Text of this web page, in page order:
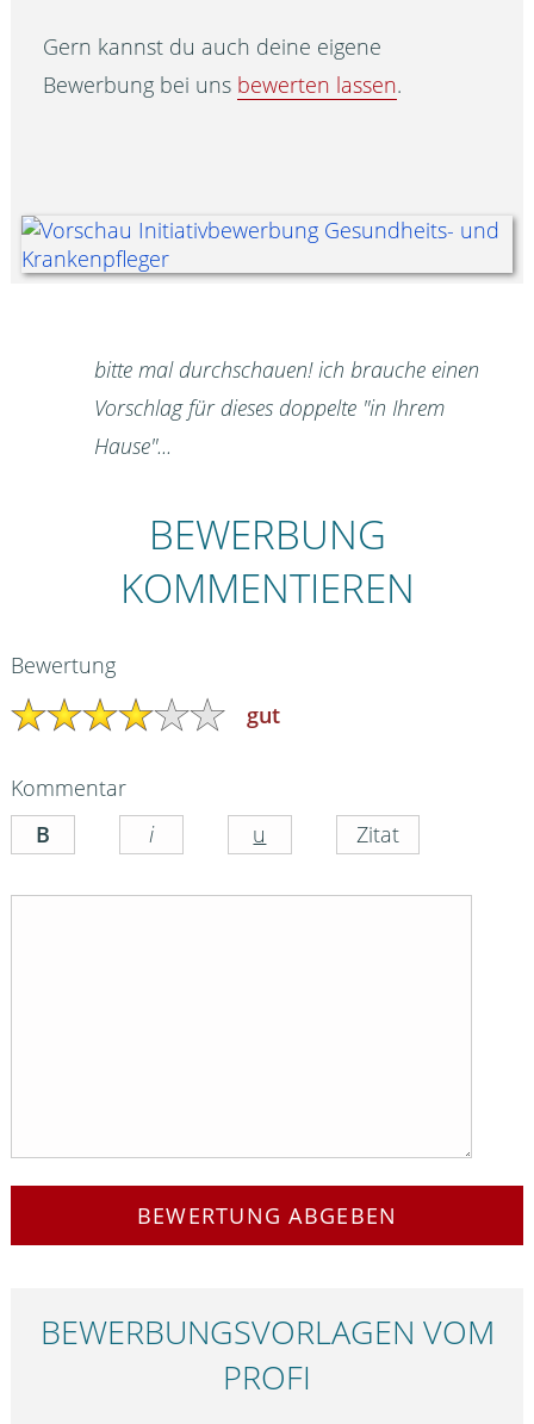
Gern kannst du auch deine eigene
Bewerbung bei uns bewerten lassen.
bitte mal durchschauen! ich brauche einen
Vorschlag für dieses doppelte "in Ihrem
Hause"...
BEWERBUNG
KOMMENTIEREN
Bewertung
gut
Kommentar
BEWERTUNG ABGEBEN
BEWERBUNGS­VORLAGEN VOM
PROFI